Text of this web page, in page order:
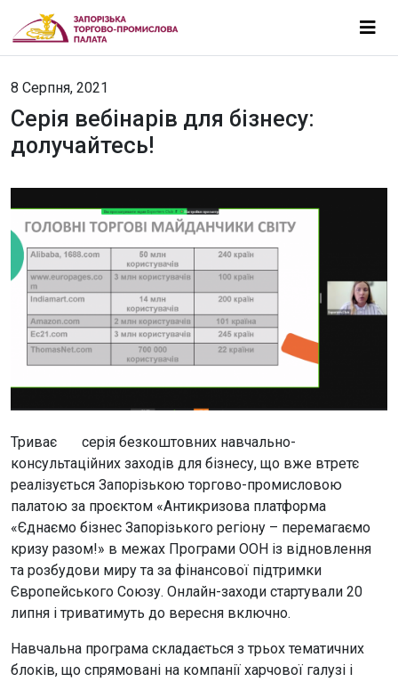
8 Серпня, 2021
Серія вебінарів для бізнесу:
долучайтесь!
Триває серія безкоштовних навчально-
консультаційних заходів для бізнесу, що вже втретє
реалізується Запорізькою торгово-промисловою
палатою за проєктом «Антикризова платформа
«Єднаємо бізнес Запорізького регіону – перемагаємо
кризу разом!» в межах Програми ООН із відновлення
та розбудови миру та за фінансової підтримки
Європейського Союзу. Онлайн-заходи стартували 20
липня і триватимуть до вересня включно.
Навчальна програма складається з трьох тематичних
блоків, що спрямовані на компанії харчової галузі і